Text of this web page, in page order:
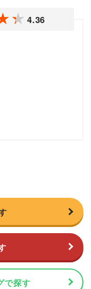
4.36
で探す